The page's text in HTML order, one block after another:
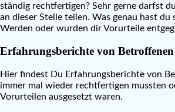
ständig rechtfertigen? Sehr gerne darfst
an dieser Stelle teilen. Was genau hast du
Werden oder wurden dir Vorurteile
Erfahrungsberichte von Betroffenen
Hier findest Du Erfahrungsberichte von
immer mal wieder rechtfertigen mussten
Vorurteilen ausgesetzt waren.